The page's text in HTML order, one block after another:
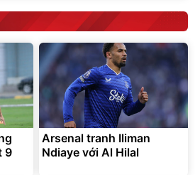
9
Arsenal tranh Iliman
Ndiaye với Al Hilal